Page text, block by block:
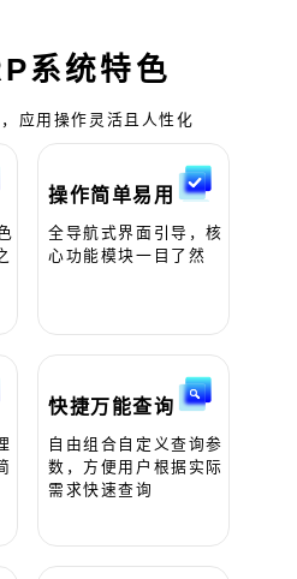
系统特色
应用操作灵活且人性化
操作简单易用
全导航式界面引导，核
心功能模块一目了然
快捷万能查询
自由组合自定义查询参
数，方便用户根据实际
需求快速查询